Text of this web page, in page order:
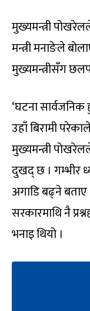
मुख्यमन्त्री
मन्त्री मनाङेले
मुख्यमन्त्रीसँग
‘घटना सार्वजनिक
उहाँ बिरामी
मुख्यमन्त्री
दुखद् छ । गम्भीर
अगाडि बढ्ने
सरकारमाथि नै
भनाइ थियो ।